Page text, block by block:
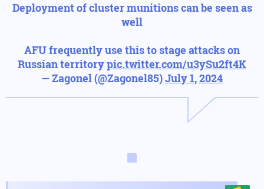
Deployment of cluster munitions can be seen as
well
AFU frequently use this to stage attacks on
Russian territorypic.twitter.com/u3ySu2ft4K
— Zagonel (@Zagonel85)July 1, 2024